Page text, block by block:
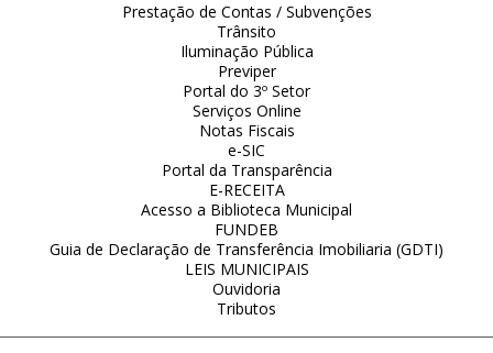
Prestação de Contas / Subvenções
Trânsito
Iluminação Pública
Previper
Portal do 3º Setor
Serviços Online
Notas Fiscais
e-SIC
Portal da Transparência
E-RECEITA
Acesso a Biblioteca Municipal
FUNDEB
Guia de Declaração de Transferência Imobiliaria (GDTI)
LEIS MUNICIPAIS
Ouvidoria
Tributos